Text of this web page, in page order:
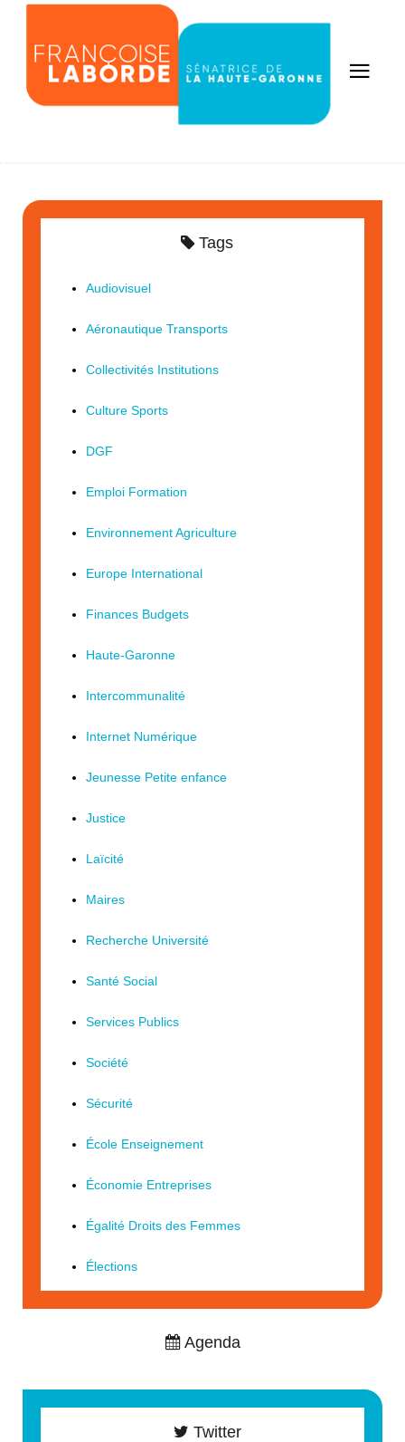
Tags
Audiovisuel
Aéronautique Transports
Collectivités Institutions
Culture Sports
DGF
Emploi Formation
Environnement Agriculture
Europe International
Finances Budgets
Haute-Garonne
Intercommunalité
Internet Numérique
Jeunesse Petite enfance
Justice
Laïcité
Maires
Recherche Université
Santé Social
Services Publics
Société
Sécurité
École Enseignement
Économie Entreprises
Égalité Droits des Femmes
Élections
Agenda
Twitter